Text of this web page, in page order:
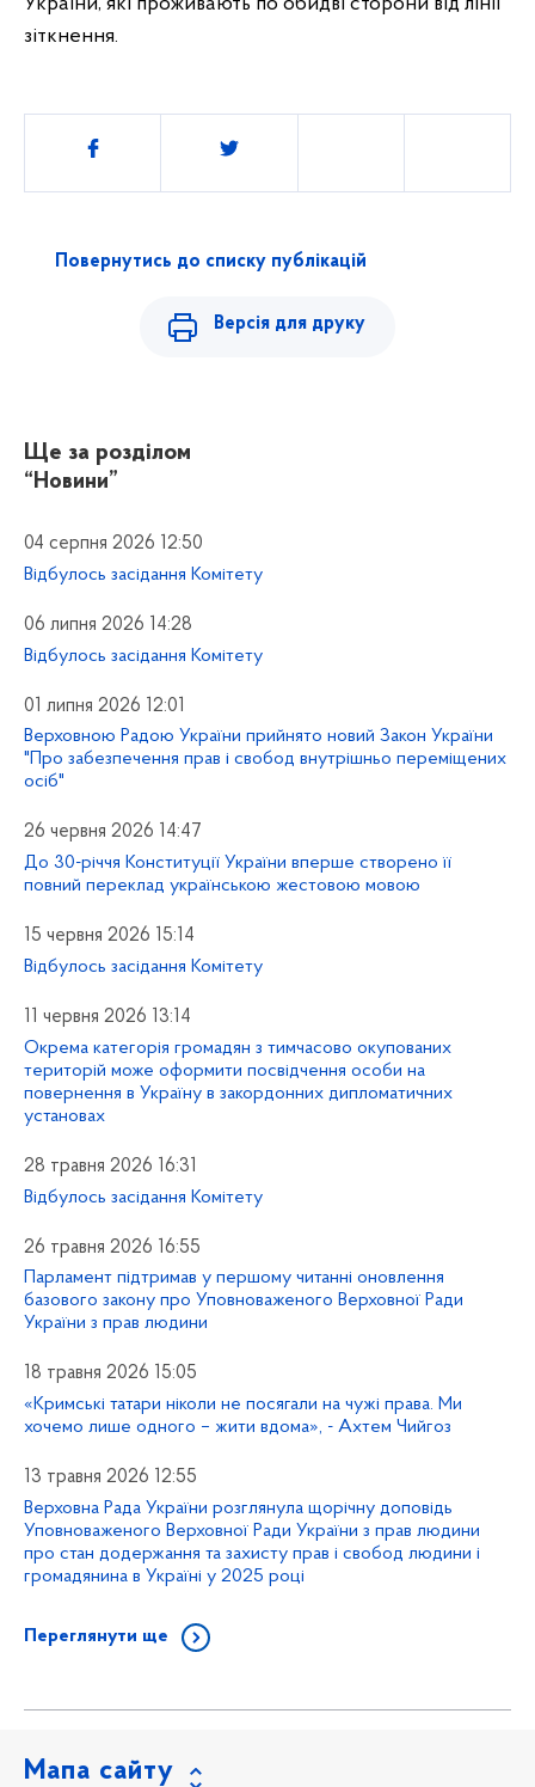
зіткнення.
Поділитись
Повернутись до списку публікацій
Версія для друку
Ще за розділом
“Новини”
04 серпня 2026 12:50
Відбулось засідання Комітету
06 липня 2026 14:28
Відбулось засідання Комітету
01 липня 2026 12:01
Верховною Радою України прийнято новий Закон України
"Про забезпечення прав і свобод внутрішньо переміщених
осіб"
26 червня 2026 14:47
До 30-річчя Конституції України вперше створено її
повний переклад українською жестовою мовою
15 червня 2026 15:14
Відбулось засідання Комітету
11 червня 2026 13:14
Окрема категорія громадян з тимчасово окупованих
територій може оформити посвідчення особи на
повернення в Україну в закордонних дипломатичних
установах
28 травня 2026 16:31
Відбулось засідання Комітету
26 травня 2026 16:55
Парламент підтримав у першому читанні оновлення
базового закону про Уповноваженого Верховної Ради
України з прав людини
18 травня 2026 15:05
«Кримські татари ніколи не посягали на чужі права. Ми
хочемо лише одного – жити вдома», - Ахтем Чийгоз
13 травня 2026 12:55
Верховна Рада України розглянула щорічну доповідь
Уповноваженого Верховної Ради України з прав людини
про стан додержання та захисту прав і свобод людини і
громадянина в Україні у 2025 році
Переглянути ще
Мапа сайту